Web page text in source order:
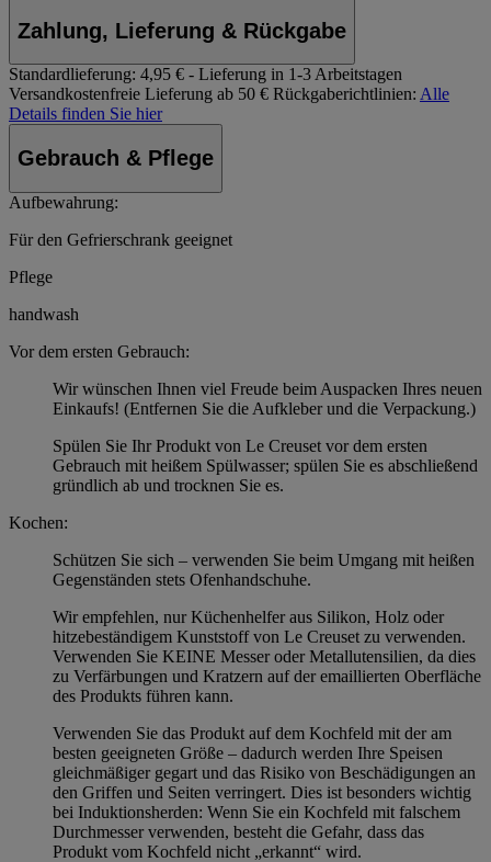
Zahlung, Lieferung & Rückgabe
Standardlieferung: 4,95 € - Lieferung in 1-3 Arbeitstagen
Versandkostenfreie Lieferung ab 50 € Rückgaberichtlinien: Alle
Details finden Sie hier
Gebrauch & Pflege
Aufbewahrung:
Für den Gefrierschrank geeignet
Pflege
handwash
Vor dem ersten Gebrauch:
Wir wünschen Ihnen viel Freude beim Auspacken Ihres neuen
Einkaufs! (Entfernen Sie die Aufkleber und die Verpackung.)
Spülen Sie Ihr Produkt von Le Creuset vor dem ersten
Gebrauch mit heißem Spülwasser; spülen Sie es abschließend
gründlich ab und trocknen Sie es.
Kochen:
Schützen Sie sich – verwenden Sie beim Umgang mit heißen
Gegenständen stets Ofenhandschuhe.
Wir empfehlen, nur Küchenhelfer aus Silikon, Holz oder
hitzebeständigem Kunststoff von Le Creuset zu verwenden.
Verwenden Sie KEINE Messer oder Metallutensilien, da dies
zu Verfärbungen und Kratzern auf der emaillierten Oberfläche
des Produkts führen kann.
Verwenden Sie das Produkt auf dem Kochfeld mit der am
besten geeigneten Größe – dadurch werden Ihre Speisen
gleichmäßiger gegart und das Risiko von Beschädigungen an
den Griffen und Seiten verringert. Dies ist besonders wichtig
bei Induktionsherden: Wenn Sie ein Kochfeld mit falschem
Durchmesser verwenden, besteht die Gefahr, dass das
Produkt vom Kochfeld nicht „erkannt“ wird.